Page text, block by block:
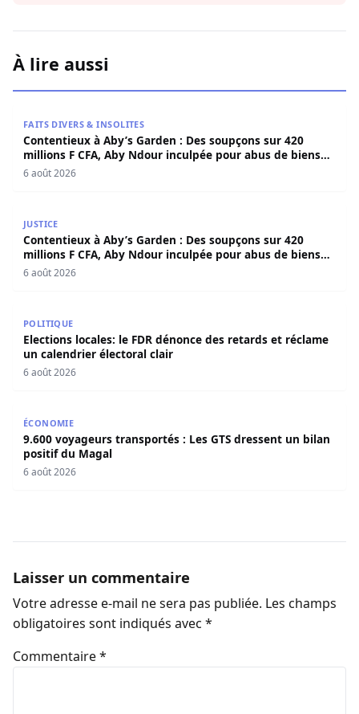
À lire aussi
FAITS DIVERS & INSOLITES
Contentieux à Aby’s Garden : Des soupçons sur 420
millions F CFA, Aby Ndour inculpée pour abus de biens
sociaux
6 août 2026
JUSTICE
Contentieux à Aby’s Garden : Des soupçons sur 420
millions F CFA, Aby Ndour inculpée pour abus de biens
sociaux
6 août 2026
POLITIQUE
Elections locales: le FDR dénonce des retards et réclame
un calendrier électoral clair
6 août 2026
ÉCONOMIE
9.600 voyageurs transportés : Les GTS dressent un bilan
positif du Magal
6 août 2026
Laisser un commentaire
Votre adresse e-mail ne sera pas publiée. Les champs
obligatoires sont indiqués avec *
Commentaire*